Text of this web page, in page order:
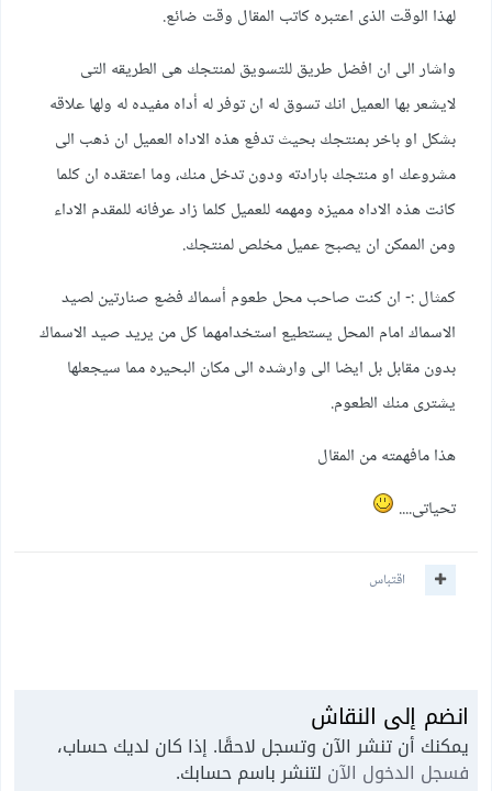
لهذا الوقت الذى اعتبره كاتب المقال وقت ضائع.
واشار الى ان افضل طريق للتسويق لمنتجك هى الطريقه التى
لايشعر بها العميل انك تسوق له ان توفر له أداه مفيده له ولها علاقه
بشكل او باخر بمنتجك بحيث تدفع هذه الاداه العميل ان ذهب الى
مشروعك او منتجك بارادته ودون تدخل منك، وما اعتقده ان كلما
كانت هذه الاداه مميزه ومهمه للعميل كلما زاد عرفانه للمقدم الاداء
ومن الممكن ان يصبح عميل مخلص لمنتجك.
كمثال :- ان كنت صاحب محل طعوم أسماك فضع صنارتين لصيد
الاسماك امام المحل يستطيع استخدامهما كل من يريد صيد الاسماك
بدون مقابل بل ايضا الى وارشده الى مكان البحيره مما سيجعلها
يشترى منك الطعوم.
هذا مافهمته من المقال
تحياتى....
اقتباس
انضم إلى النقاش
يمكنك أن تنشر الآن وتسجل لاحقًا. إذا كان لديك حساب،
فسجل الدخول الآن لتنشر باسم حسابك.